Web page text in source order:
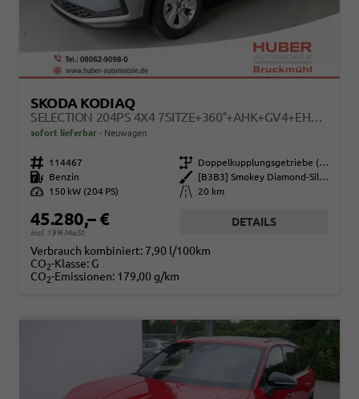
SKODA KODIAQ
SELECTION 204PS 4X4 7SITZE+360°+AHK+GV4+EHECK+WINTER+PARKLENK
sofort lieferbar Neuwagen
Fahrzeugnr. 114467 Getriebe
Doppelkupplungsgetriebe (DSG)
Kraftstoff
Benzin Außenfarbe
[B3B3] Smokey Diamond-Silber Metallic
Leistung
150 kW (204 PS) Kilometerstand 20 km
45.280,– €
incl. 19% MwSt.
DETAILS
Verbrauch kombiniert: 7,90 l/100km
CO2-Klasse: G
CO2-Emissionen: 179,00 g/km